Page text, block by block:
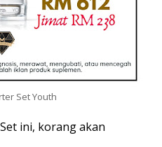
Set Youth
ini, korang akan